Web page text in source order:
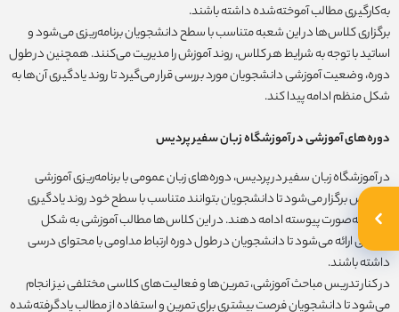
به‌کارگیری مطالب آموخته‌شده داشته باشند.
برگزاری کلاس‌ها در این شعبه متناسب با سطح دانشجویان برنامه‌ریزی می‌شود و
اساتید با توجه به شرایط هر کلاس، روند آموزش را مدیریت می‌کنند. همچنین در طول
دوره، وضعیت آموزشی دانشجویان مورد بررسی قرار می‌گیرد تا روند یادگیری آن‌ها به
شکل منظم ادامه پیدا کند.
دوره‌های آموزشی در آموزشگاه زبان سفیر پردیس
در آموزشگاه زبان سفیر در پردیس، دوره‌های زبان عمومی با برنامه‌ریزی آموزشی
مشخص برگزار می‌شود تا دانشجویان بتوانند متناسب با سطح خود روند یادگیری
زبان را به‌صورت پیوسته ادامه دهند. در این کلاس‌ها مطالب آموزشی به شکل
تدریجی ارائه می‌شود تا دانشجویان در طول دوره ارتباط مداومی با محتوای درسی
داشته باشند.
در کنار تدریس مباحث آموزشی، تمرین‌ها و فعالیت‌های کلاسی مختلفی نیز انجام
می‌شود تا دانشجویان فرصت بیشتری برای تمرین و استفاده از مطالب یادگرفته‌شده